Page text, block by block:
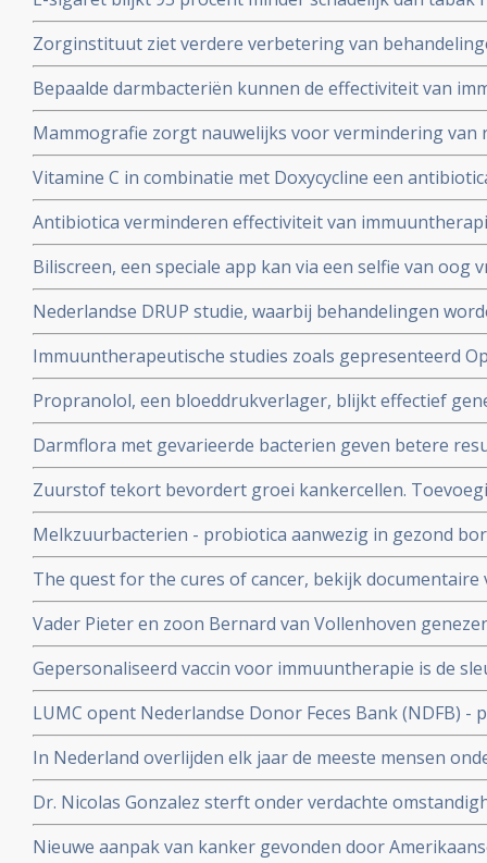
stoppen. Echter tieners lijken er juist door
roken
Zorginstituut ziet verdere verbetering van
nieuwe medicijnen en doet aanbevelingen in een
Bepaalde darmbacteriën kunnen de effectiviteit van
medicijnen verhogen bij de behandeling van
Mammografie zorgt nauwelijks voor vermindering van
gevorderde borstkanker maar wel voor veel meer
overdiagnose
Vitamine C in combinatie met Doxycycline een
kankerstamcellen en lijkt nieuwe behandelingsoptie
Antibiotica verminderen effectiviteit van
microbiota de resultaten sterk verbeteren van
medicijnen
Biliscreen, een speciale app kan via een selfie van
en aan geelzucht gerelateerde leveraandoeningen
Nederlandse DRUP studie, waarbij behandelingen
DNA mutaties en receptorenexpressie geeft
kankerpatienten
Immuuntherapeutische studies zoals gepresenteerd
juni 2017
Propranolol, een bloeddrukverlager, blijkt effectief
angiosarcomen en is goedgekeurd als
Europese Commissie.
Darmflora met gevarieerde bacterien geven betere
bij melanomen dan een minder gevarieerde darmflora.
Zuurstof tekort bevordert groei kankercellen.
ozontherapie - kan groei van tumorcellen remmen of
Melkzuurbacterien - probiotica aanwezig in gezond
tegen borstkanker blijkt uit kleinschalige studie
The quest for the cures of cancer, bekijk documentaire
wetenschappers en patienten over natuurlijke
Vader Pieter en zoon Bernard van Vollenhoven
en lymfklierkanker. Ook Jimmy Carter blijkt kankervrij.
kansen op genezen van kanker?
Gepersonaliseerd vaccin voor immuuntherapie is de
genezen van kanker ontdekt een team van
LUMC opent Nederlandse Donor Feces Bank (NDFB) -
gezond is zijn ontlasting kan doneren, welke gebruikt
darmflora bij zieke patienten.via neussonde
In Nederland overlijden elk jaar de meeste mensen
Nederland staat tweede voor mensen ouder dan 65
Dr. Nicolas Gonzalez sterft onder verdachte
de tijd de 10e complementair werkende arts die
verdachte omstandigheden
Nieuwe aanpak van kanker gevonden door